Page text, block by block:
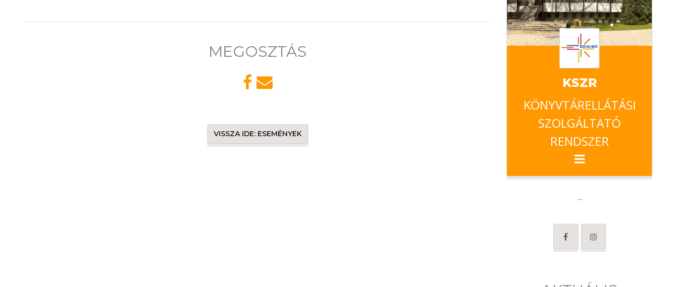
MEGOSZTÁS
VISSZA IDE: ESEMÉNYEK
KSZR
KÖNYVTÁRELLÁTÁSI
SZOLGÁLTATÓ
RENDSZER
...